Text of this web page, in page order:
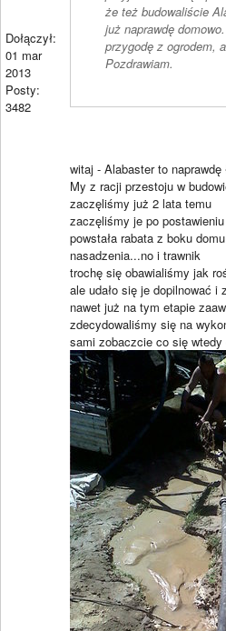
Dołączył:
01 mar
2013
Posty:
3482
że też budowaliście
już naprawdę
przygodę z ogrodem,
Pozdrawiam.
witaj - Alabaster to
My z racji przestoju w
zaczęliśmy już 2 lata temu
zaczęliśmy je po
powstała rabata z boku
nasadzenia...no i trawnik
trochę się obawialiśmy jak
ale udało się je dopilnować
nawet już na tym etapie
zdecydowaliśmy się na
sami zobaczcie co się wtedy